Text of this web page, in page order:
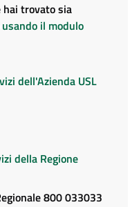
hai trovato sia
usando il modulo
dell'Azienda USL
della Regione
800 033033